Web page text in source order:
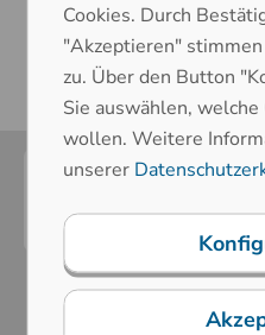
Cookies. Durch
"Akzeptieren"
zu. Über den Button
Sie auswählen, welche
wollen. Weitere
unserer